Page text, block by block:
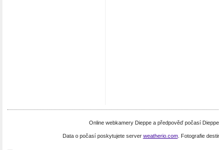
Online webkamery Dieppe a předpověď počasí
Data o počasí poskytujete server weatherio.com. Fotografie